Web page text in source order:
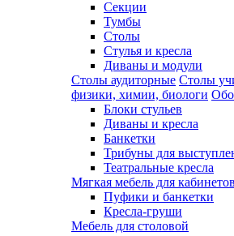
Секции
Тумбы
Столы
Стулья и кресла
Диваны и модули
Столы аудиторные Столы
физики, химии, биологи
Блоки стульев
Диваны и кресла
Банкетки
Трибуны для
Театральные кресла
Мягкая мебель для
Пуфики и банкетки
Кресла-груши
Мебель для столовой